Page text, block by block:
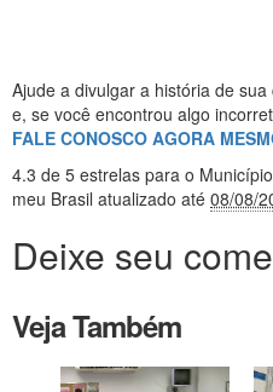
Ajude a divulgar a história de
e, se você encontrou algo
FALE CONOSCO AGORA
4.3 de 5 estrelas para o
meu Brasil atualizado até 08/08/
Deixe seu
Veja Também